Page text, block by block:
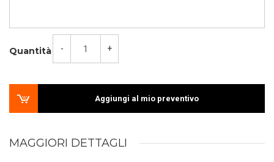
Quantità - +
Aggiungi al mio preventivo
MAGGIORI DETTAGLI